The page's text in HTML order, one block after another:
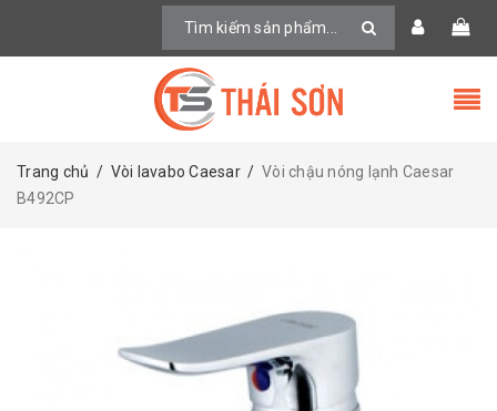
Trang chủ / Vòi lavabo Caesar / Vòi chậu nóng lạnh Caesar
B492CP